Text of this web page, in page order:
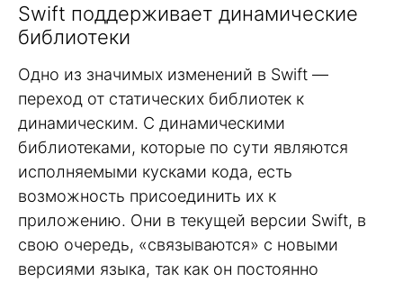
Swift поддерживает динамические
библиотеки
Одно из значимых изменений в Swift —
переход от статических библиотек к
динамическим. С динамическими
библиотеками, которые по сути являются
исполняемыми кусками кода, есть
возможность присоединить их к
приложению. Они в текущей версии Swift, в
свою очередь, «связываются» с новыми
версиями языка, так как он постоянно